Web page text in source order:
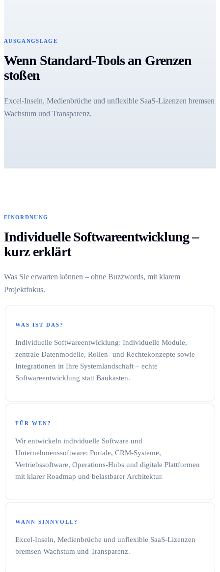
AUSGANGSLAGE
Wenn Standard-Tools an Grenzen
stoßen
Excel-Inseln, Medienbrüche und unflexible SaaS-Lizenzen bremsen
Wachstum und Transparenz.
EINORDNUNG
Individuelle Softwareentwicklung –
kurz erklärt
Was Sie erwarten können – ohne Buzzwords, mit klarem
Projektfokus.
WAS IST DAS?
Individuelle Softwareentwicklung: Individuelle Module,
zentrale Datenmodelle, Rollen- und Rechtekonzepte sowie
Integrationen in Ihre Systemlandschaft – echte
Softwareentwicklung statt Baukasten.
FÜR WEN?
Wir entwickeln individuelle Software und
Unternehmenssoftware: Portale, CRM-Systeme,
Vertriebssoftware, Operations-Hubs und digitale Plattformen
mit klarer Roadmap und belastbarer Architektur.
WANN SINNVOLL?
Excel-Inseln, Medienbrüche und unflexible SaaS-Lizenzen
bremsen Wachstum und Transparenz.